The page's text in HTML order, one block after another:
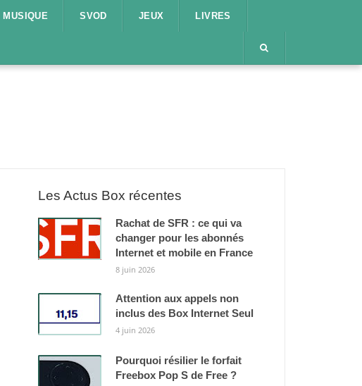
MUSIQUE SVOD JEUX LIVRES
Les Actus Box récentes
Rachat de SFR : ce qui va
changer pour les abonnés
Internet et mobile en France
8 juin 2026
Attention aux appels non
inclus des Box Internet Seul
4 juin 2026
Pourquoi résilier le forfait
Freebox Pop S de Free ?